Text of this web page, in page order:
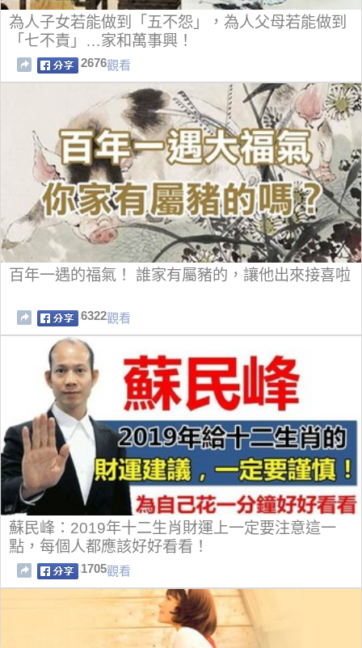
為人子女若能做到「五不怨」，為人父母若能做到
「七不責」…家和萬事興！
2676觀看
百年一遇的福氣！ 誰家有屬豬的，讓他出來接喜啦
6322觀看
蘇民峰：2019年十二生肖財運上一定要注意這一
點，每個人都應該好好看看！
1705觀看